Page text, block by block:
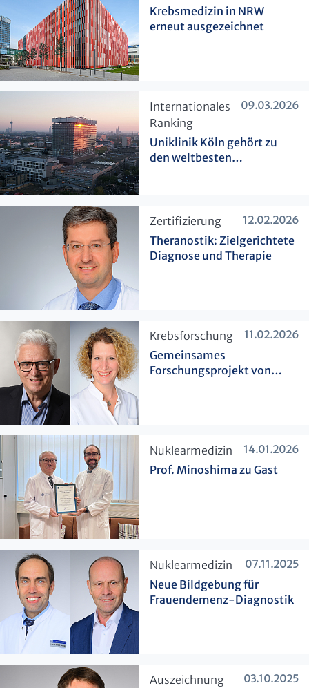
Krebsmedizin in NRW
erneut ausgezeichnet
09.03.2026
​Internationales
Ranking
Uniklinik Köln gehört zu
den weltbesten
12.02.2026
​Zertifizierung
Theranostik: Zielgerichtete
Diagnose und Therapie
11.02.2026
​Krebsforschung
Gemeinsames
Forschungsprojekt von
14.01.2026
​Nuklearmedizin
Prof. Minoshima zu Gast
07.11.2025
​Nuklearmedizin
Neue Bildgebung für
Frauendemenz-Diagnostik
03.10.2025
​Auszeichnung